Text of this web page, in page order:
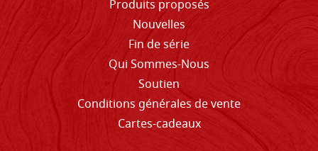
Produits proposés
Nouvelles
Fin de série
Qui Sommes-Nous
Soutien
Conditions générales de vente
Cartes-cadeaux